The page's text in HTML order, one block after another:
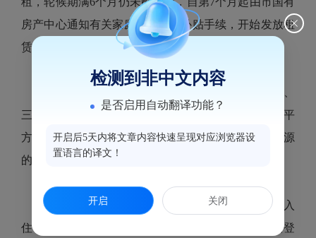
房产中心通知有关家庭办理租赁补贴手续，开始发放租
赁补贴至实物配租。
三人（含三人以上）户家庭配租低于上述45、55、65平
方米面积标准的房源。对于愿意下靠承租较小面积房源
的家庭，给予20%的租金减免。
实物配租家庭无故未参加配租活动或未按时办理入
住手续的，由市国有房产中心汇总报送相关保障资格登
检测到非中文内容
是否启用自动翻译功能？
开启后5天内将文章内容快速呈现对应浏览器设
置语言的译文！
开启 关闭